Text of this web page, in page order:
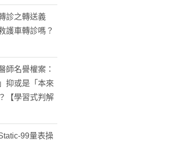
診之轉送義
護車轉診嗎？
師名譽權案：
抑或是「本來
【學習式判解
99量表操